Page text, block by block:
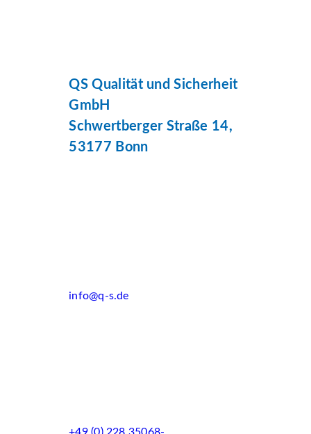
QS Qualität und Sicherheit
GmbH
Schwertberger Straße 14,
53177 Bonn
info@q-s.de
+49 (0) 228 35068-